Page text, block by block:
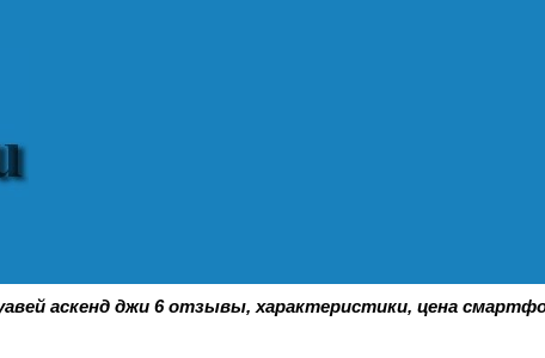
аскенд джи 6 отзывы, характеристики, цена